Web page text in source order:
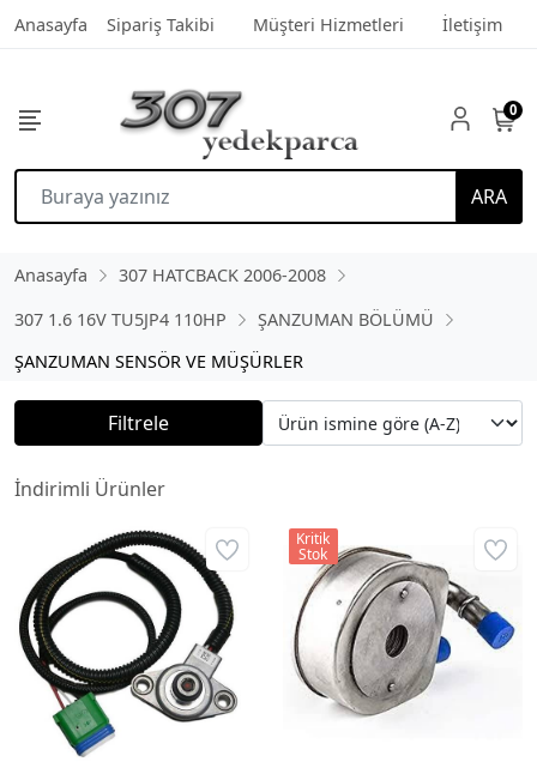
Anasayfa Sipariş Takibi Müşteri Hizmetleri İletişim
ARA
0
Anasayfa
307 HATCBACK 2006-2008
307 1.6 16V TU5JP4 110HP
ŞANZUMAN BÖLÜMÜ
ŞANZUMAN SENSÖR VE MÜŞÜRLER
Filtrele
İndirimli Ürünler
Kritik
Stok